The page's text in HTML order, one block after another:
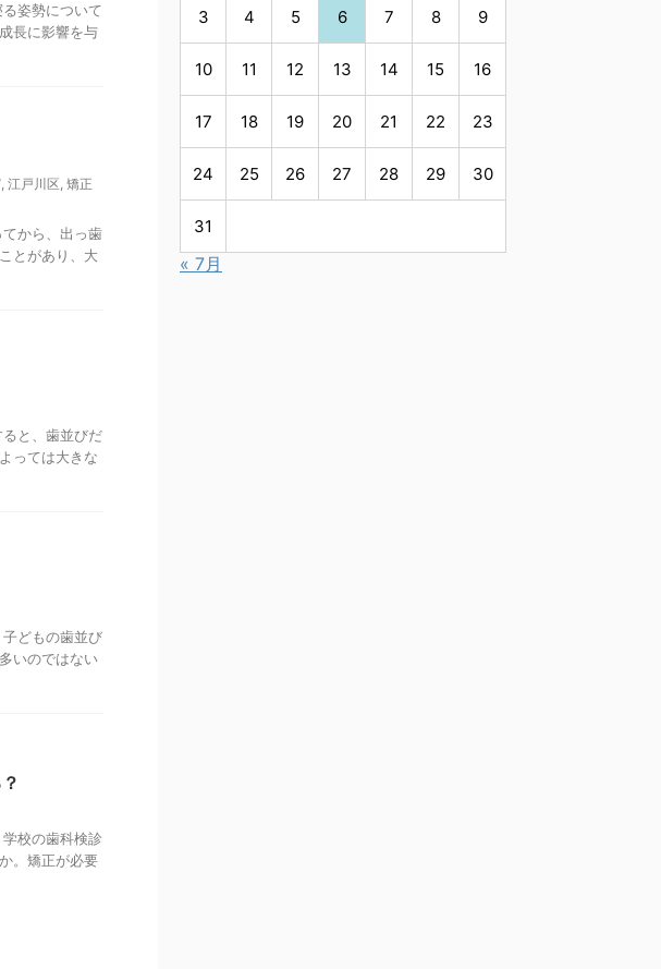
姿勢について
長に影響を与
, 江戸川区, 矯正
から、出っ歯
とがあり、大
と、歯並びだ
っては大きな
どもの歯並び
いのではない
校の歯科検診
。矯正が必要
3 4 5 6 7 8 9
10 11 12 13 14 15 16
17 18 19 20 21 22 23
24 25 26 27 28 29 30
31
« 7月